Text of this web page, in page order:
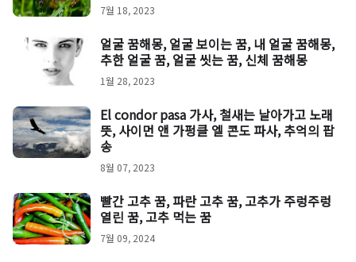
7월 18, 2023
얼굴 꿈해몽, 얼굴 보이는 꿈, 내 얼굴 꿈해몽,
추한 얼굴 꿈, 얼굴 씻는 꿈, 신체 꿈해몽
1월 28, 2023
El condor pasa 가사, 철새는 날아가고 노래
뜻, 사이먼 앤 가펑클 엘 콘도 파사, 추억의 팝
송
8월 07, 2023
빨간 고추 꿈, 파란 고추 꿈, 고추가 주렁주렁
열린 꿈, 고추 먹는 꿈
7월 09, 2024